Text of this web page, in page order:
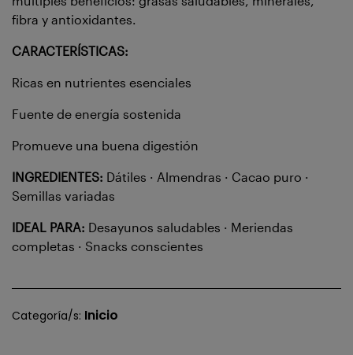
fibra y antioxidantes.
CARACTERÍSTICAS:
Ricas en nutrientes esenciales
Fuente de energía sostenida
Promueve una buena digestión
INGREDIENTES: Dátiles · Almendras · Cacao puro ·
Semillas variadas
IDEAL PARA: Desayunos saludables · Meriendas
completas · Snacks conscientes
Categoría/s: Inicio